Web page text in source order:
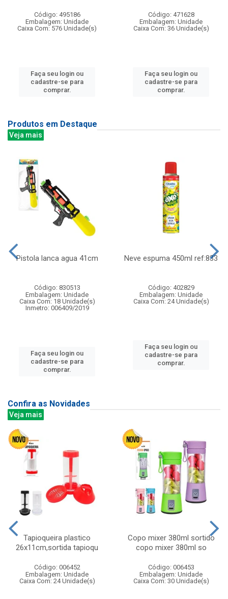
Código: 495186
Embalagem: Unidade
Caixa Com: 576 Unidade(s)
Faça seu login ou
cadastre-se para
comprar.
Código: 471628
Embalagem: Unidade
Caixa Com: 36 Unidade(s)
Faça seu login ou
cadastre-se para
comprar.
Produtos em Destaque
Veja mais
Pistola lanca agua 41cm
Código: 830513
Embalagem: Unidade
Caixa Com: 18 Unidade(s)
Inmetro: 006409/2019
Faça seu login ou
cadastre-se para
comprar.
Neve espuma 450ml ref:833
Código: 402829
Embalagem: Unidade
Caixa Com: 24 Unidade(s)
Faça seu login ou
cadastre-se para
comprar.
Confira as Novidades
Veja mais
Tapioqueira plastico
26x11cm,sortida tapioqu
Código: 006452
Embalagem: Unidade
Caixa Com: 24 Unidade(s)
Copo mixer 380ml sortido
copo mixer 380ml so
Código: 006453
Embalagem: Unidade
Caixa Com: 30 Unidade(s)